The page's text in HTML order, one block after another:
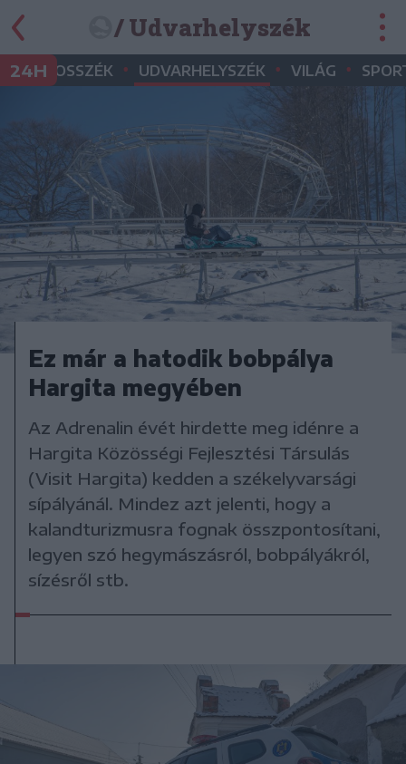
/ Udvarhelyszék
24H
• MAROSSZÉK • UDVARHELYSZÉK • VILÁG •
Ez már a hatodik bobpálya
Hargita megyében
Az Adrenalin évét hirdette meg idénre a
Hargita Közösségi Fejlesztési Társulás
(Visit Hargita) kedden a székelyvarsági
sípályánál. Mindez azt jelenti, hogy a
kalandturizmusra fognak összpontosítani,
legyen szó hegymászásról, bobpályákról,
sízésről stb.